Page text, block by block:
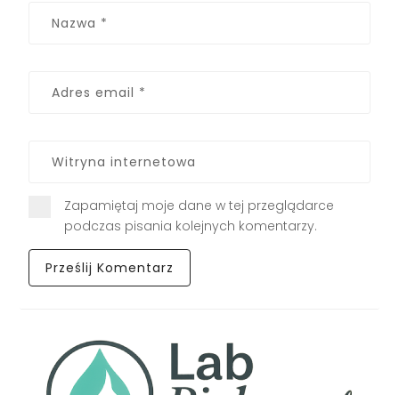
Zapamiętaj moje dane w tej przeglądarce
podczas pisania kolejnych komentarzy.